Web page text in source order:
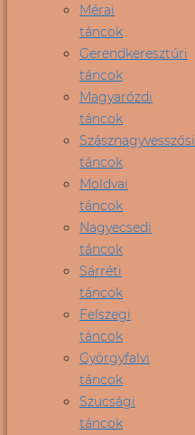
Mérai
táncok
Gerendkeresztúri
táncok
Magyarózdi
táncok
Szásznagyvesszősi
táncok
Moldvai
táncok
Nagyecsedi
táncok
Sárréti
táncok
Felszegi
táncok
Györgyfalvi
táncok
Szucsági
táncok